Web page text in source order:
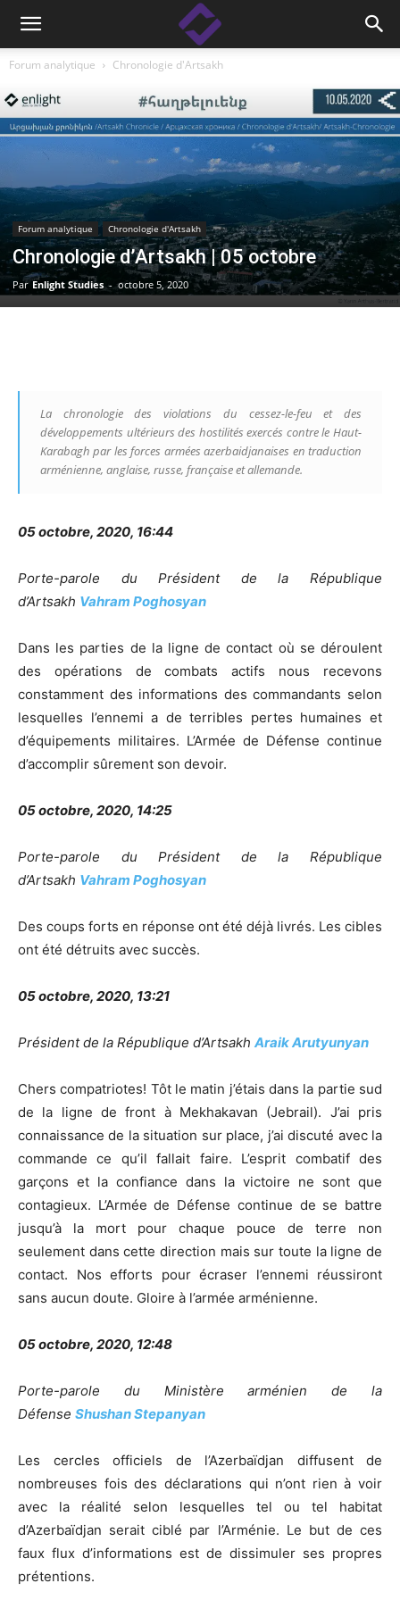
Forum analytique Chronologie d'Artsakh
Forum analytique Chronologie d'Artsakh
Chronologie d’Artsakh | 05 octobre
Par Enlight Studies - octobre 5, 2020
La chronologie des violations du cessez-le-feu et des
développements ultérieurs des hostilités exercés contre le Haut-
Karabagh par les forces armées azerbaidjanaises en traduction
arménienne, anglaise, russe, française et allemande.
05 octobre, 2020, 16:44
Porte-parole du Président de la République
d’Artsakh Vahram Poghosyan
Dans les parties de la ligne de contact où se déroulent
des opérations de combats actifs nous recevons
constamment des informations des commandants selon
lesquelles l’ennemi a de terribles pertes humaines et
d’équipements militaires. L’Armée de Défense continue
d’accomplir sûrement son devoir.
05 octobre, 2020, 14:25
Porte-parole du Président de la République
d’Artsakh Vahram Poghosyan
Des coups forts en réponse ont été déjà livrés. Les cibles
ont été détruits avec succès.
05 octobre, 2020, 13:21
Président de la République d’Artsakh Araik Arutyunyan
Chers compatriotes! Tôt le matin j’étais dans la partie sud
de la ligne de front à Mekhakavan (Jebrail). J’ai pris
connaissance de la situation sur place, j’ai discuté avec la
commande ce qu’il fallait faire. L’esprit combatif des
garçons et la confiance dans la victoire ne sont que
contagieux. L’Armée de Défense continue de se battre
jusqu’à la mort pour chaque pouce de terre non
seulement dans cette direction mais sur toute la ligne de
contact. Nos efforts pour écraser l’ennemi réussiront
sans aucun doute. Gloire à l’armée arménienne.
05 octobre, 2020, 12:48
Porte-parole du Ministère arménien de la
Défense Shushan Stepanyan
Les cercles officiels de l’Azerbaïdjan diffusent de
nombreuses fois des déclarations qui n’ont rien à voir
avec la réalité selon lesquelles tel ou tel habitat
d’Azerbaïdjan serait ciblé par l’Arménie. Le but de ces
faux flux d’informations est de dissimuler ses propres
prétentions.